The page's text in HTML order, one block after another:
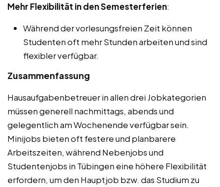
Mehr Flexibilität in den Semesterferien:
Während der vorlesungsfreien Zeit können
Studenten oft mehr Stunden arbeiten und sind
flexibler verfügbar.
Zusammenfassung
Hausaufgabenbetreuer in allen drei Jobkategorien
müssen generell nachmittags, abends und
gelegentlich am Wochenende verfügbar sein.
Minijobs bieten oft festere und planbarere
Arbeitszeiten, während Nebenjobs und
Studentenjobs in Tübingen eine höhere Flexibilität
erfordern, um den Hauptjob bzw. das Studium zu